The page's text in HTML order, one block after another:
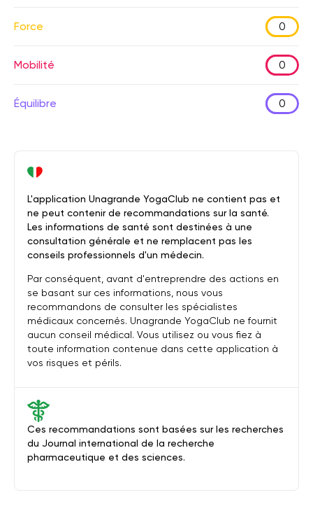
Force 0
Mobilité 0
Équilibre 0
Ces recommandations sont basées sur les recherches
du Journal international de la recherche
pharmaceutique et des sciences.
L'application Unagrande YogaClub ne contient pas et
ne peut contenir de recommandations sur la santé.
Les informations de santé sont destinées à une
consultation générale et ne remplacent pas les
conseils professionnels d'un médecin.
Par conséquent, avant d'entreprendre des actions en
se basant sur ces informations, nous vous
recommandons de consulter les spécialistes
médicaux concernés. Unagrande YogaClub ne fournit
aucun conseil médical. Vous utilisez ou vous fiez à
toute information contenue dans cette application à
vos risques et périls.